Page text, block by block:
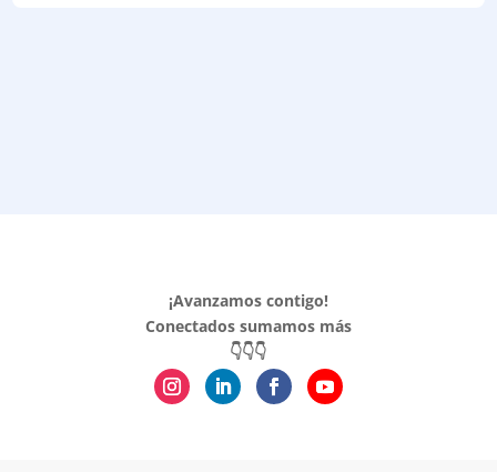
¡Avanzamos contigo!
Conectados sumamos más
👇👇👇